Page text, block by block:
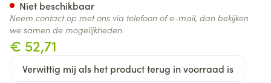
€ 52,71
Verwittig mij als het product terug in voorraad is
Niet beschikbaar
Neem contact op met ons via telefoon of e-mail, dan bekijken
we samen de mogelijkheden.